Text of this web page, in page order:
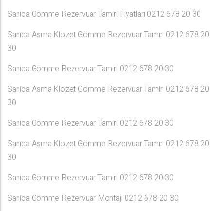
Sanica Gömme Rezervuar Tamiri Fiyatları 0212 678 20 30
Sanica Asma Klozet Gömme Rezervuar Tamiri 0212 678 20
30
Sanica Gömme Rezervuar Tamiri 0212 678 20 30
Sanica Asma Klozet Gömme Rezervuar Tamiri 0212 678 20
30
Sanica Gömme Rezervuar Tamiri 0212 678 20 30
Sanica Asma Klozet Gömme Rezervuar Tamiri 0212 678 20
30
Sanica Gömme Rezervuar Tamiri 0212 678 20 30
Sanica Gömme Rezervuar Montajı 0212 678 20 30